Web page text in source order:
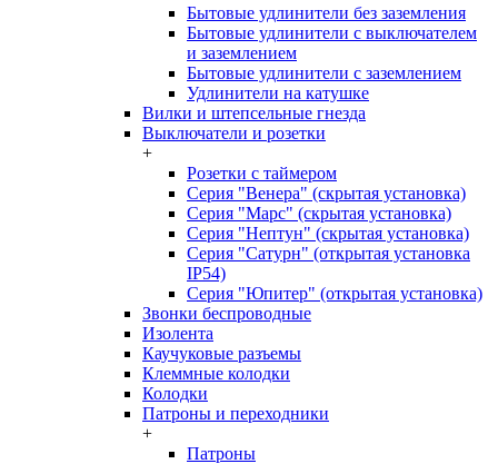
Бытовые удлинители без заземления
Бытовые удлинители с выключателем
и заземлением
Бытовые удлинители с заземлением
Удлинители на катушке
Вилки и штепсельные гнезда
Выключатели и розетки
+
Розетки с таймером
Серия "Венера" (скрытая установка)
Серия "Марс" (скрытая установка)
Серия "Нептун" (скрытая установка)
Серия "Сатурн" (открытая установка
IP54)
Серия "Юпитер" (открытая установка)
Звонки беспроводные
Изолента
Каучуковые разъемы
Клеммные колодки
Колодки
Патроны и переходники
+
Патроны